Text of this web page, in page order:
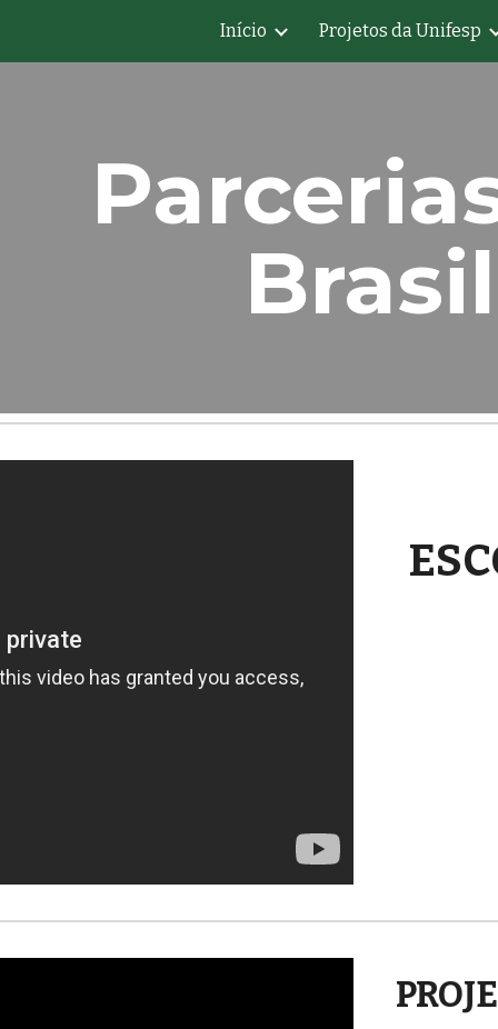
Skip to main content
Início Projetos da Unifesp
Brasil